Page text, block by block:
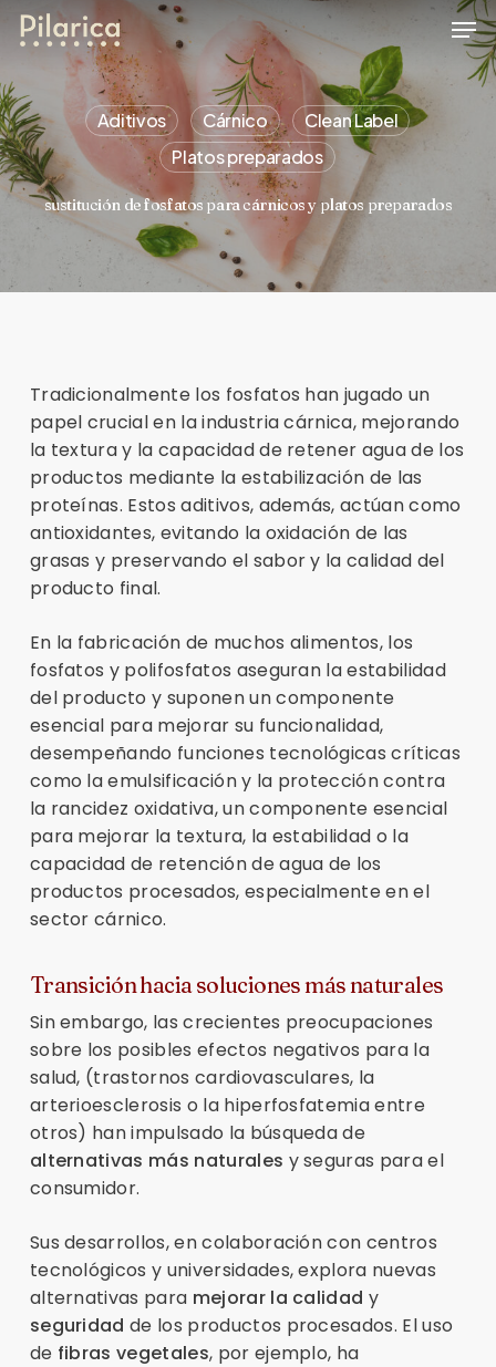
Skip
content
Aditivos Cárnico
Clean Label
Platos preparados
sustitución de fosfatos para cárnicos y platos preparados
Tradicionalmente los fosfatos han jugado un
papel crucial en la industria cárnica, mejorando
la textura y la capacidad de retener agua de los
productos mediante la estabilización de las
proteínas. Estos aditivos, además, actúan como
antioxidantes, evitando la oxidación de las
grasas y preservando el sabor y la calidad del
producto final.
En la fabricación de muchos alimentos, los
fosfatos y polifosfatos aseguran la estabilidad
del producto y suponen un componente
esencial para mejorar su funcionalidad,
desempeñando funciones tecnológicas críticas
como la emulsificación y la protección contra
la rancidez oxidativa, un componente esencial
para mejorar la textura, la estabilidad o la
capacidad de retención de agua de los
productos procesados, especialmente en el
sector cárnico.
Transición hacia soluciones más naturales
Sin embargo, las crecientes preocupaciones
sobre los posibles efectos negativos para la
salud, (trastornos cardiovasculares, la
arterioesclerosis o la hiperfosfatemia entre
otros) han impulsado la búsqueda de
alternativas más naturales y seguras para el
consumidor.
Sus desarrollos, en colaboración con centros
tecnológicos y universidades, explora nuevas
alternativas para mejorar la calidad y
seguridad de los productos procesados. El uso
de fibras vegetales, por ejemplo, ha